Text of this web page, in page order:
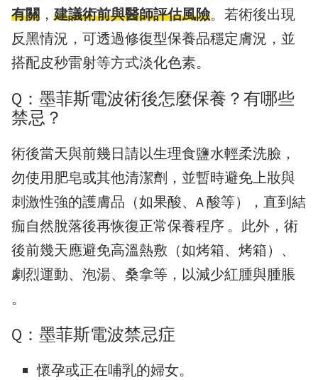
有關 ， 建議術前與醫師評估風險。若術後出現
反黑情況，可透過修復型保養品穩定膚況，並
搭配皮秒雷射等方式淡化色素。
Q：墨菲斯電波術後怎麼保養？有哪些
禁忌？
術後當天與前幾日請以生理食鹽水輕柔洗臉，
勿使用肥皂或其他清潔劑，並暫時避免上妝與
刺激性強的護膚品（如果酸、A 酸等），直到結
痂自然脫落後再恢復正常保養程序 。此外，術
後前幾天應避免高溫熱敷（如烤箱、烤箱）、
劇烈運動、泡湯、桑拿等，以減少紅腫與腫脹
。
Q：墨菲斯電波禁忌症
懷孕或正在哺乳的婦女。